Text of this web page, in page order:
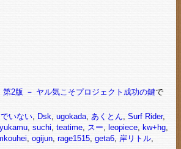
第2版 － ヤル気こそプロジェクト成功の鍵で
いない, Dsk, ugokada, あくとん, Surf Rider,
, suchi, teatime, スー, leopiece, kw+hg,
, ogijun, rage1515, geta6, 岸リトル,